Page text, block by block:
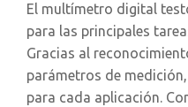
El multímetro digital
para las principales
Gracias al
parámetros de
para cada aplicación.